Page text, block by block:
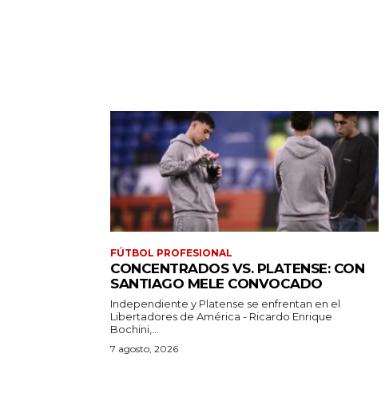
FÚTBOL PROFESIONAL
CONCENTRADOS VS. PLATENSE: CON
SANTIAGO MELE CONVOCADO
Independiente y Platense se enfrentan en el
Libertadores de América - Ricardo Enrique
Bochini,...
7 agosto, 2026